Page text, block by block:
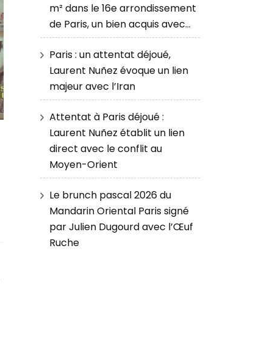
m² dans le 16e arrondissement
de Paris, un bien acquis avec…
Paris : un attentat déjoué,
Laurent Nuñez évoque un lien
majeur avec l’Iran
Attentat à Paris déjoué :
Laurent Nuñez établit un lien
direct avec le conflit au
Moyen-Orient
Le brunch pascal 2026 du
Mandarin Oriental Paris signé
par Julien Dugourd avec l’Œuf
Ruche